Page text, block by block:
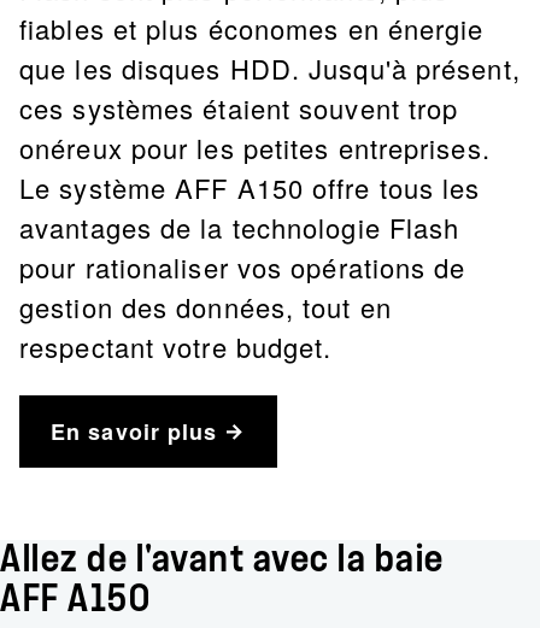
fiables et plus économes en énergie
que les disques HDD. Jusqu'à présent,
ces systèmes étaient souvent trop
onéreux pour les petites entreprises.
Le système AFF A150 offre tous les
avantages de la technologie Flash
pour rationaliser vos opérations de
gestion des données, tout en
respectant votre budget.
En savoir plus
Allez de l'avant avec la baie
AFF A150